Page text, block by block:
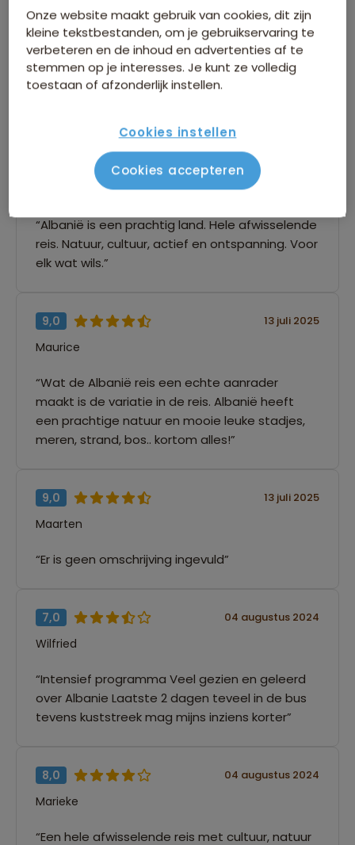
waren met een fijne, kleine groep reizigers (8
volwassenen en 6 tieners), die tijdens de reis
respect voor elkaar hadden. Het was erg fijn om
15 dagen dezelfde reisgids en chauffeur te
hebben. Zij hebben onze vakantie extra mooi
“Albanië is een prachtig land. Hele afwisselende
reis. Natuur, cultuur, actief en ontspanning. Voor
elk wat wils.”
9,0 13 juli 2025
Maurice
“Wat de Albanië reis een echte aanrader
maakt is de variatie in de reis. Albanië heeft
een prachtige natuur en mooie leuke stadjes,
meren, strand, bos.. kortom alles!”
9,0 13 juli 2025
Maarten
“Er is geen omschrijving ingevuld”
7,0 04 augustus 2024
Wilfried
“Intensief programma Veel gezien en geleerd
over Albanie Laatste 2 dagen teveel in de bus
tevens kuststreek mag mijns inziens korter”
8,0 04 augustus 2024
Marieke
“Een hele afwisselende reis met cultuur, natuur
Onze website maakt gebruik van cookies, dit zijn
kleine tekstbestanden, om je gebruikservaring te
verbeteren en de inhoud en advertenties af te
stemmen op je interesses. Je kunt ze volledig
toestaan of afzonderlijk instellen.
Cookies instellen
Cookies accepteren